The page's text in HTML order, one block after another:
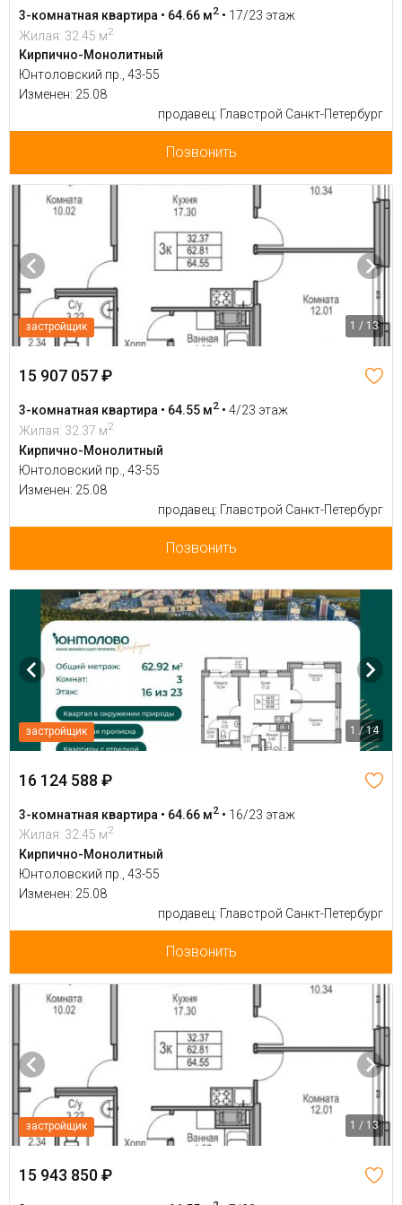
3-комнатная квартира • 64.66 м2 • 17/23 этаж
Жилая: 32.45 м2
Кирпично-Монолитный
Юнтоловский пр., 43-55
Изменен: 25.08
продавец: Главстрой Санкт-Петербург
Позвонить
застройщик 1 / 13
15 907 057 ₽
3-комнатная квартира • 64.55 м2 • 4/23 этаж
Жилая: 32.37 м2
Кирпично-Монолитный
Юнтоловский пр., 43-55
Изменен: 25.08
продавец: Главстрой Санкт-Петербург
Позвонить
застройщик 1 / 14
16 124 588 ₽
3-комнатная квартира • 64.66 м2 • 16/23 этаж
Жилая: 32.45 м2
Кирпично-Монолитный
Юнтоловский пр., 43-55
Изменен: 25.08
продавец: Главстрой Санкт-Петербург
Позвонить
застройщик 1 / 13
15 943 850 ₽